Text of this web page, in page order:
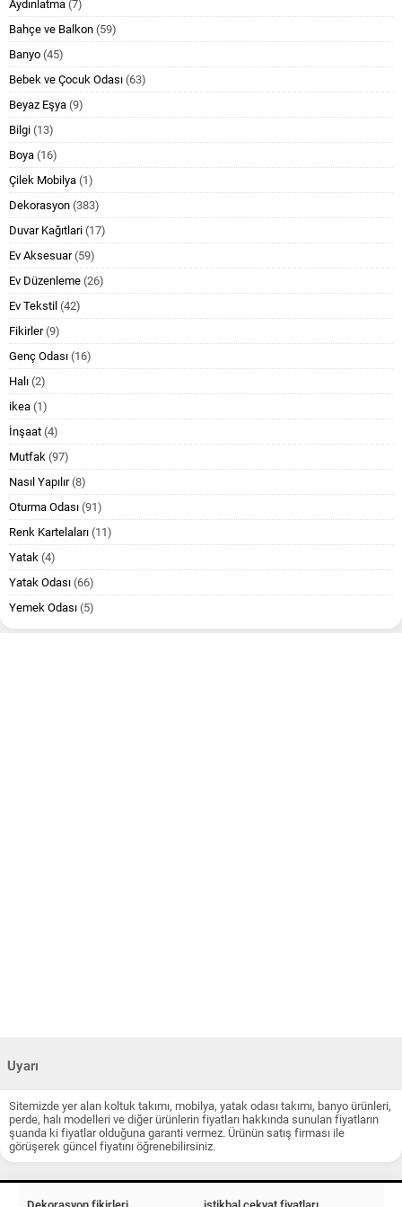
Aydınlatma (7)
Bahçe ve Balkon (59)
Banyo (45)
Bebek ve Çocuk Odası (63)
Beyaz Eşya (9)
Bilgi (13)
Boya (16)
Çilek Mobilya (1)
Dekorasyon (383)
Duvar Kağıtlari (17)
Ev Aksesuar(59)
Ev Düzenleme (26)
Ev Tekstil (42)
Fikirler(9)
Genç Odası (16)
Halı (2)
ikea (1)
İnşaat (4)
Mutfak (97)
Nasıl Yapılır(8)
Oturma Odası (91)
Renk Kartelaları (11)
Yatak (4)
Yatak Odası (66)
Yemek Odası (5)
Uyarı
Sitemizde yer alan koltuk takımı, mobilya, yatak odası takımı, banyo ürünleri,
perde, halı modelleri ve diğer ürünlerin fiyatları hakkında sunulan fiyatların
şuanda ki fiyatlar olduğuna garanti vermez. Ürünün satış firması ile
görüşerek güncel fiyatını öğrenebilirsiniz.